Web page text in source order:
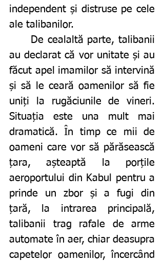
independent și distruse pe cele
ale talibanilor.
au declarat că vor unitate și au
făcut apel imamilor să intervină
și să le ceară oamenilor să fie
uniți la rugăciunile de vineri.
Situația este una mult mai
dramatică. În timp ce mii de
oameni care vor să părăsească
țara, așteaptă la porțile
aeroportului din Kabul pentru a
prinde un zbor și a fugi din
țară, la intrarea principală,
talibanii trag rafale de arme
automate în aer, chiar deasupra
capetelor oamenilor, încercând